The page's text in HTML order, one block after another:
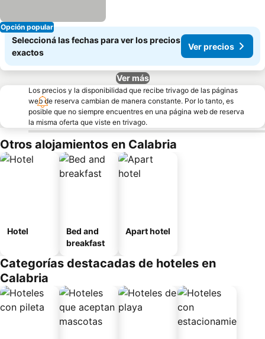
Opción popular
Seleccioná las fechas para ver los precios
exactos
Ver precios
Ver más
Los precios y la disponibilidad que recibe trivago de las páginas
web de reserva cambian de manera constante. Por lo tanto, es
posible que no siempre encuentres en una página web de reserva
la misma oferta que viste en trivago.
Otros alojamientos en Calabria
Hotel
Bed and
breakfast
Apart hotel
Categorías destacadas de hoteles en
Calabria